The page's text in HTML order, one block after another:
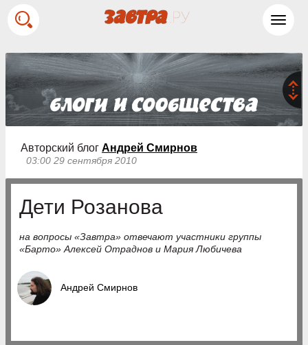
Авторский блог Андрей Смирнов
03:00 29 сентября 2010
Дети Розанова
на вопросы «Завтра» отвечают участники группы
«Барто» Алексей Отраднов и Мария Любичева
Андрей Смирнов